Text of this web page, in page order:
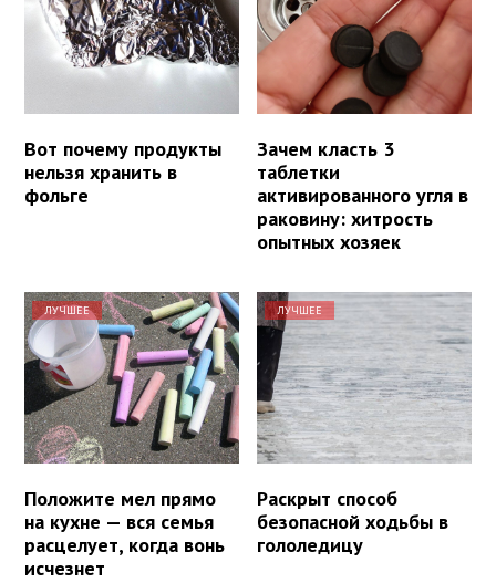
Вот почему продукты
нельзя хранить в
фольге
Зачем класть 3
таблетки
активированного угля в
раковину: хитрость
опытных хозяек
ЛУЧШЕЕ
Положите мел прямо
на кухне — вся семья
расцелует, когда вонь
исчезнет
ЛУЧШЕЕ
Раскрыт способ
безопасной ходьбы в
гололедицу